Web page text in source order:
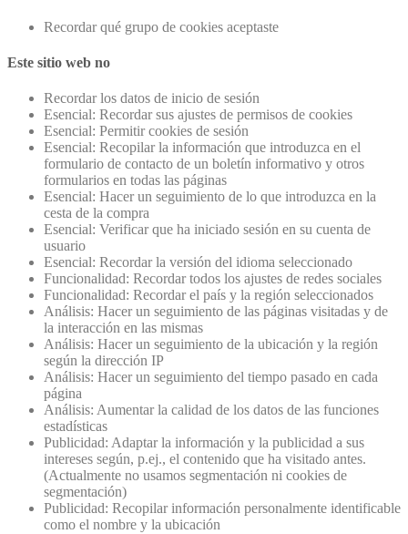
Recordar qué grupo de cookies aceptaste
Este sitio web no
Recordar los datos de inicio de sesión
Esencial: Recordar sus ajustes de permisos de cookies
Esencial: Permitir cookies de sesión
Esencial: Recopilar la información que introduzca en el
formulario de contacto de un boletín informativo y otros
formularios en todas las páginas
Esencial: Hacer un seguimiento de lo que introduzca en la
cesta de la compra
Esencial: Verificar que ha iniciado sesión en su cuenta de
usuario
Esencial: Recordar la versión del idioma seleccionado
Funcionalidad: Recordar todos los ajustes de redes sociales
Funcionalidad: Recordar el país y la región seleccionados
Análisis: Hacer un seguimiento de las páginas visitadas y de
la interacción en las mismas
Análisis: Hacer un seguimiento de la ubicación y la región
según la dirección IP
Análisis: Hacer un seguimiento del tiempo pasado en cada
página
Análisis: Aumentar la calidad de los datos de las funciones
estadísticas
Publicidad: Adaptar la información y la publicidad a sus
intereses según, p.ej., el contenido que ha visitado antes.
(Actualmente no usamos segmentación ni cookies de
segmentación)
Publicidad: Recopilar información personalmente identificable
como el nombre y la ubicación